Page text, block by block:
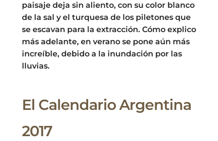
paisaje deja sin aliento, con su color blanco
de la sal y el turquesa de los piletones que
se escavan para la extracción. Cómo explico
más adelante, en verano se pone aún más
increíble, debido a la inundación por las
lluvias.
El Calendario Argentina
2017